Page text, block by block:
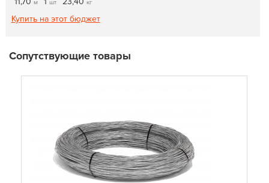
м шт кг
Купить на этот бюджет
Сопутствующие товары